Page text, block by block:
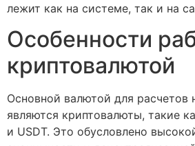
лежит как на системе, так и на
Особенности
криптовалютой
Основной валютой для расчетов
являются криптовалюты, такие
и USDT. Это обусловлено